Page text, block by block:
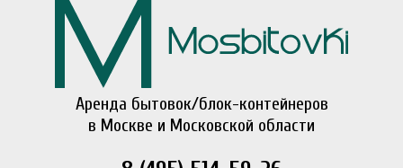
Аренда бытовок/блок-контейнеров
в Москве и Московской области